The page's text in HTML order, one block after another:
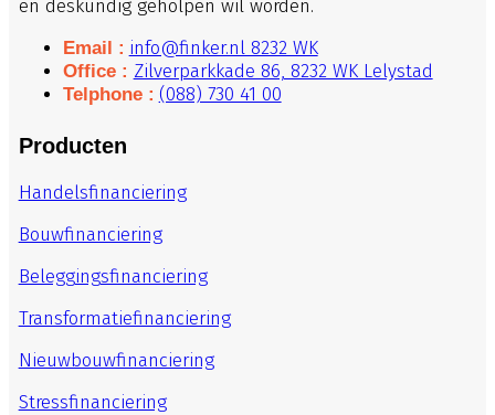
vastgoedambities te realiseren. De transparantie in
voorwaarden is hierbij cruciaal.
en deskundig geholpen wil worden.
Email : info@finker.nl 8232 WK
Office : Zilverparkkade 86, 8232 WK Lelystad
Telphone : (088) 730 41 00
Producten
Handelsfinanciering
Bouwfinanciering
Beleggingsfinanciering
Transformatiefinanciering
Nieuwbouwfinanciering
Stressfinanciering